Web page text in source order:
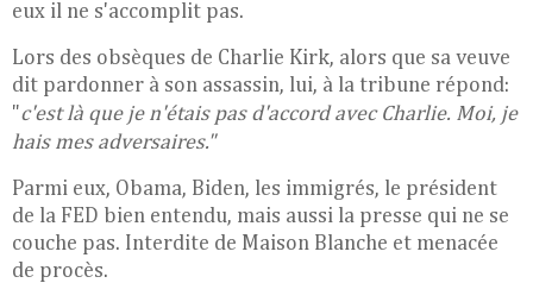
eux il ne s'accomplit pas.
Lors des obsèques de Charlie Kirk, alors que sa veuve
dit pardonner à son assassin, lui, à la tribune répond:
"c'est là que je n'étais pas d'accord avec Charlie. Moi, je
hais mes adversaires."
Parmi eux, Obama, Biden, les immigrés, le président
de la FED bien entendu, mais aussi la presse qui ne se
couche pas. Interdite de Maison Blanche et menacée
de procès.